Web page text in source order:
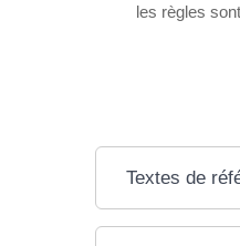
les règles
Textes de